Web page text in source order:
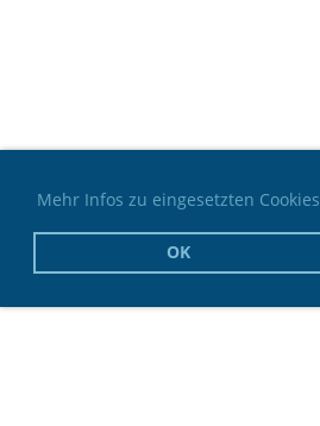
Mehr Infos zu eingesetzten Cookies
OK